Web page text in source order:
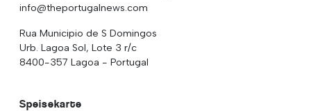
info@theportugalnews.com
Rua Municipio de S Domingos
Urb. Lagoa Sol, Lote 3 r/c
8400-357 Lagoa - Portugal
Speisekarte